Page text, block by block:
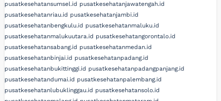
pusatkesehatansumsel.id pusatkesehatanjawatengah.id
pusatkesehatanriau.id pusatkesehatanjambi.id
pusatkesehatanbengkulu.id pusatkesehatanmaluku.id
pusatkesehatanmalukuutara.id pusatkesehatangorontalo.id
pusatkesehatansabang.id pusatkesehatanmedan.id
pusatkesehatanbinjai.id pusatkesehatanpadang.id
pusatkesehatanbukittinggi.id pusatkesehatanpadangpanjang.id
pusatkesehatandumai.id pusatkesehatanpalembang.id
pusatkesehatanlubuklinggau.id pusatkesehatansolo.id